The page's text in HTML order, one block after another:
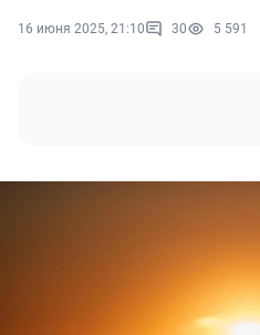
16 июня 2025, 21:10 30 5 591